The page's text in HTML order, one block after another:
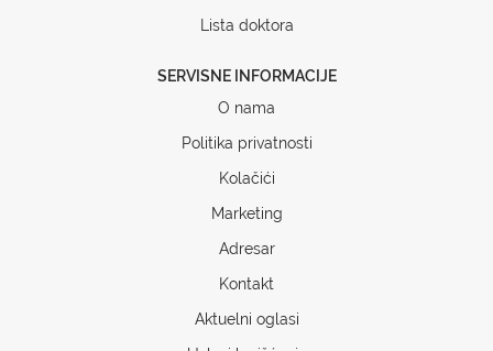
Lista doktora
SERVISNE INFORMACIJE
O nama
Politika privatnosti
Kolačići
Marketing
Adresar
Kontakt
Aktuelni oglasi